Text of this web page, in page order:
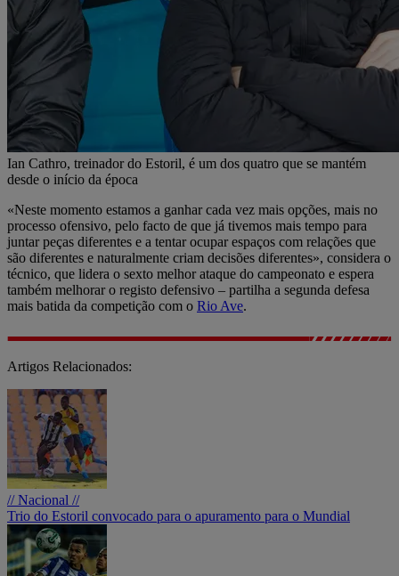
Ian Cathro, treinador do Estoril, é um dos quatro que se mantém
desde o início da época
«Neste momento estamos a ganhar cada vez mais opções, mais no
processo ofensivo, pelo facto de que já tivemos mais tempo para
juntar peças diferentes e a tentar ocupar espaços com relações que
são diferentes e naturalmente criam decisões diferentes», considera o
técnico, que lidera o sexto melhor ataque do campeonato e espera
também melhorar o registo defensivo – partilha a segunda defesa
mais batida da competição com o Rio Ave.
Artigos Relacionados:
// Nacional //
Trio do Estoril convocado para o apuramento para o Mundial